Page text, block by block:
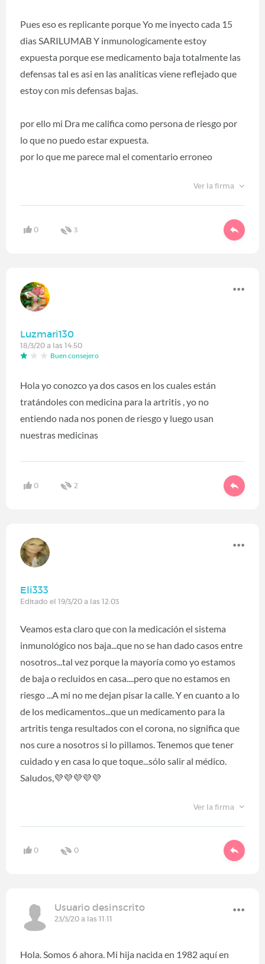
Pues eso es replicante porque Yo me inyecto cada 15
dias SARILUMAB Y inmunologicamente estoy
expuesta porque ese medicamento baja totalmente las
defensas tal es asi en las analiticas viene reflejado que
estoy con mis defensas bajas.
por ello mi Dra me califica como persona de riesgo por
lo que no puedo estar expuesta.
por lo que me parece mal el comentario erroneo
Ver la firma
0 3
Luzmari130
18/3/20 a las 14:50
Buen consejero
Hola yo conozco ya dos casos en los cuales están
tratándoles con medicina para la artritis , yo no
entiendo nada nos ponen de riesgo y luego usan
nuestras medicinas
0 2
Eli333
Editado el 19/3/20 a las 12:03
Veamos esta claro que con la medicación el sistema
inmunológico nos baja...que no se han dado casos entre
nosotros...tal vez porque la mayoría como yo estamos
de baja o recluidos en casa....pero que no estamos en
riesgo ...A mi no me dejan pisar la calle. Y en cuanto a lo
de los medicamentos...que un medicamento para la
artritis tenga resultados con el corona, no significa que
nos cure a nosotros si lo pillamos. Tenemos que tener
cuidado y en casa lo que toque...sólo salir al médico.
Saludos,💜💜💜💜💜
Ver la firma
0 0
Usuario desinscrito
23/3/20 a las 11:11
Hola. Somos 6 ahora. Mi hija nacida en 1982 aquí en